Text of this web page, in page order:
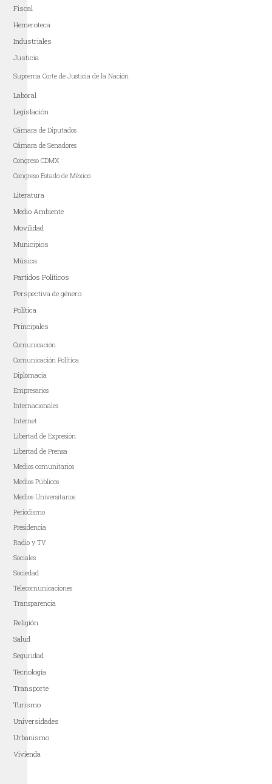
Fiscal
Hemeroteca
Industriales
Justicia
Suprema Corte de Justicia de la Nación
Laboral
Legislación
Cámara de Diputados
Cámara de Senadores
Congreso CDMX
Congreso Estado de México
Literatura
Medio Ambiente
Movilidad
Municipios
Música
Partidos Políticos
Perspectiva de género
Política
Principales
Comunicación
Comunicación Política
Diplomacia
Empresarios
Internacionales
Internet
Libertad de Expresión
Libertad de Prensa
Medios comunitarios
Medios Públicos
Medios Universitarios
Periodismo
Presidencia
Radio y TV
Sociales
Sociedad
Telecomunicaciones
Transparencia
Religión
Salud
Seguridad
Tecnología
Transporte
Turismo
Universidades
Urbanismo
Vivienda